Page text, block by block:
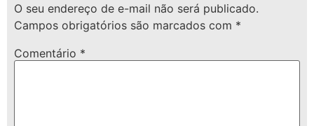
O seu endereço de e-mail não será publicado.
Campos obrigatórios são marcados com *
Comentário *